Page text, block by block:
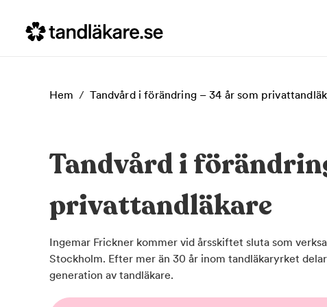
Hem / Tandvård i förändring – 34 år som
Tandvård i
privattandläkare
Ingemar Frickner kommer vid årsskiftet sluta som
Stockholm. Efter mer än 30 år inom tandläkaryrket
generation av tandläkare.